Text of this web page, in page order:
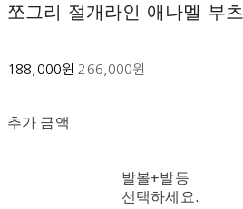
쪼그리 절개라인 애나멜 부츠
188,000원 266,000원
추가 금액
발볼+발등
선택하세요.